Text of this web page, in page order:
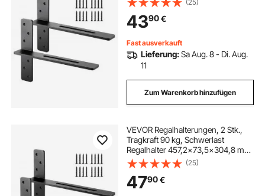
Regale, schwimmende
Halterungsbeschläge für
Arbeitsplatten mit Schrauben
(25)
4390€
Fast ausverkauft
Lieferung:Sa Aug. 8 - Di. Aug.
11
Zum Warenkorb hinzufügen
VEVOR Regalhalterungen, 2 Stk.,
Tragkraft 90 kg, Schwerlast
Regalhalter 457,2x73,5x304,8 mm,
Regalträger aus Stahl für Regale,
schwimmende
Halterungsbeschläge für
Arbeitsplatten mit Schrauben
(25)
4790€